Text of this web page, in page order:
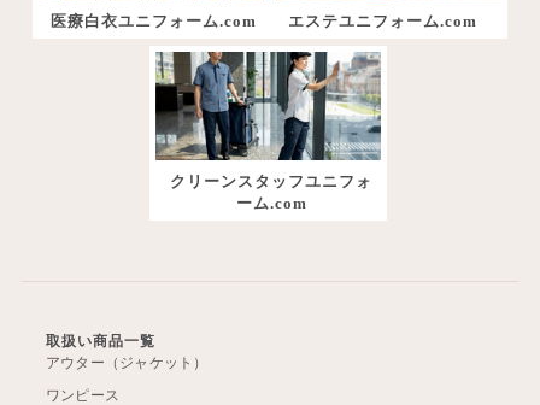
医療白衣ユニフォーム.com エステユニフォーム.com
クリーンスタッフユニフォ
ーム.com
取扱い商品一覧
アウター（ジャケット）
ワンピース